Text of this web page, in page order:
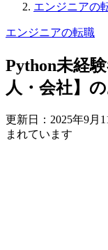
エンジニアの
エンジニアの転職
Python未経
人・会社】
更新日： 2025年9月
まれています